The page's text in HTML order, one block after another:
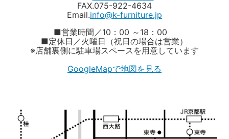
FAX.075-922-4634
Email.info@k-furniture.jp
■営業時間／10：00 ～18：00
■定休日／火曜日（祝日の場合は営業）
※店舗裏側に駐車場スペースを用意しています
GoogleMapで地図を見る